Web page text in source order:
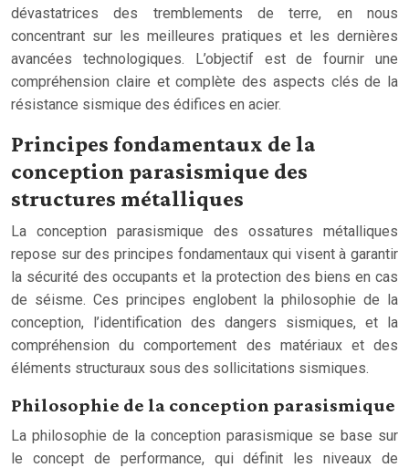
dévastatrices des tremblements de terre, en nous
concentrant sur les meilleures pratiques et les dernières
avancées technologiques. L’objectif est de fournir une
compréhension claire et complète des aspects clés de la
résistance sismique des édifices en acier.
Principes fondamentaux de la
conception parasismique des
structures métalliques
La conception parasismique des ossatures métalliques
repose sur des principes fondamentaux qui visent à garantir
la sécurité des occupants et la protection des biens en cas
de séisme. Ces principes englobent la philosophie de la
conception, l’identification des dangers sismiques, et la
compréhension du comportement des matériaux et des
éléments structuraux sous des sollicitations sismiques.
Philosophie de la conception parasismique
La philosophie de la conception parasismique se base sur
le concept de performance, qui définit les niveaux de